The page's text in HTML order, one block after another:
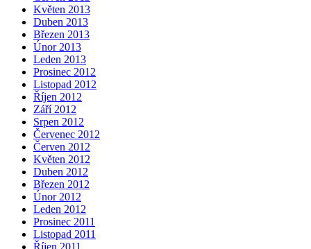
Květen 2013
Duben 2013
Březen 2013
Únor 2013
Leden 2013
Prosinec 2012
Listopad 2012
Říjen 2012
Září 2012
Srpen 2012
Červenec 2012
Červen 2012
Květen 2012
Duben 2012
Březen 2012
Únor 2012
Leden 2012
Prosinec 2011
Listopad 2011